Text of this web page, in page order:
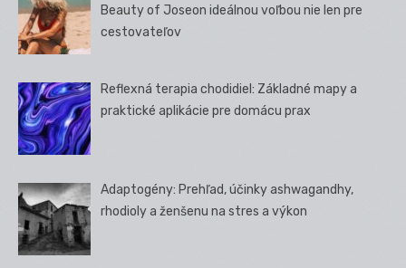
Beauty of Joseon ideálnou voľbou nie len pre
cestovateľov
Reflexná terapia chodidiel: Základné mapy a
praktické aplikácie pre domácu prax
Adaptogény: Prehľad, účinky ashwagandhy,
rhodioly a ženšenu na stres a výkon